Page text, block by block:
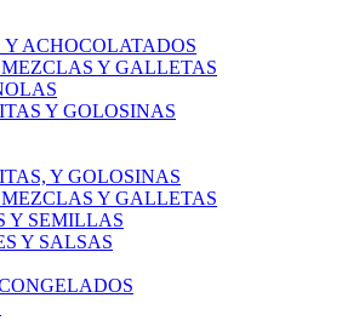
ACHOCOLATADOS
Y GALLETAS
Y GOLOSINAS
Y GOLOSINAS
Y GALLETAS
Y SEMILLAS
Y SALSAS